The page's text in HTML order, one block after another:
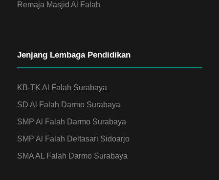
Remaja Masjid Al Falah
Jenjang Lembaga Pendidikan
KB-TK Al Falah Surabaya
SD Al Falah Darmo Surabaya
SMP Al Falah Darmo Surabaya
SMP Al Falah Deltasari Sidoarjo
SMA AL Falah Darmo Surabaya